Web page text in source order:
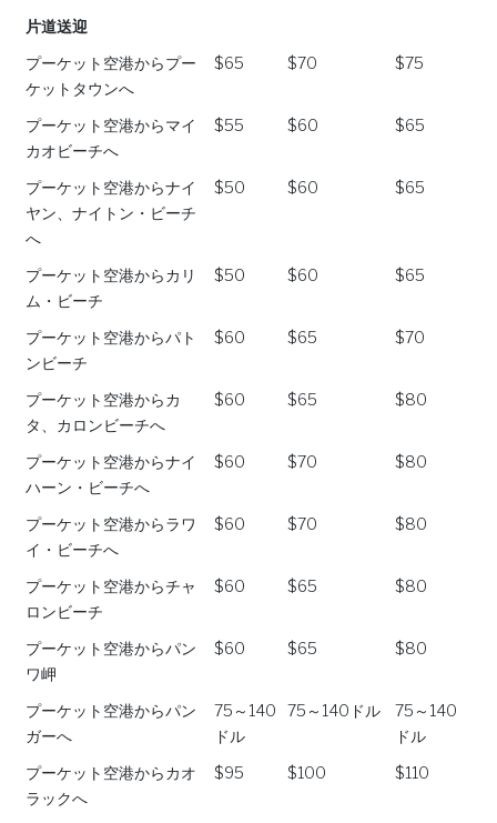
プログラム
名）
名）
名）
片道送迎
プーケット空港からプー
ケットタウンへ
$65 $70 $75
プーケット空港からマイ
カオビーチへ
$55 $60 $65
プーケット空港からナイ
ヤン、ナイトン・ビーチ
へ
$50 $60 $65
プーケット空港からカリ
ム・ビーチ
$50 $60 $65
プーケット空港からパト
ンビーチ
$60 $65 $70
プーケット空港からカ
タ、カロンビーチへ
$60 $65 $80
プーケット空港からナイ
ハーン・ビーチへ
$60 $70 $80
プーケット空港からラワ
イ・ビーチへ
$60 $70 $80
プーケット空港からチャ
ロンビーチ
$60 $65 $80
プーケット空港からパン
ワ岬
$60 $65 $80
プーケット空港からパン
ガーへ
75～140
ドル
75～140ドル
75～140
ドル
プーケット空港からカオ
ラックへ
$95 $100 $110